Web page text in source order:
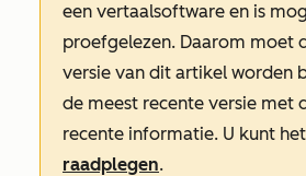
een vertaalsoftware en is
proefgelezen. Daarom moet
versie van dit artikel worden
de meest recente versie met
recente informatie. U kunt het
raadplegen.